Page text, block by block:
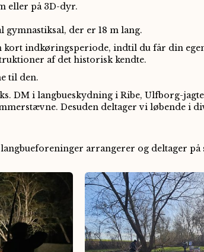
eller på 3D-dyr.
gymnastiksal, der er 18 m lang.
kort indkøringsperiode, indtil du får din
af det historisk kendte.
til den.
DM i langbueskydning i Ribe, Ulfborg-
Desuden deltager vi løbende i
arrangerer og deltager på